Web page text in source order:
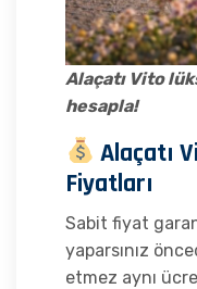
Alaçatı Vito
hesapla!
Alaçatı
Fiyatları
Sabit fiyat
yaparsınız
etmez aynı